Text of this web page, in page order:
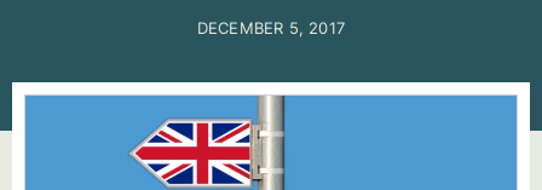
DECEMBER 5, 2017